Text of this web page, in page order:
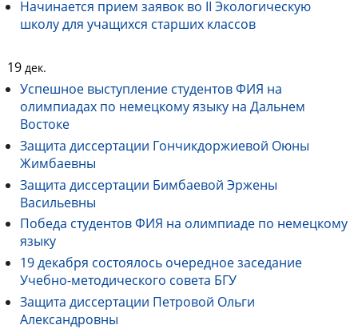
Начинается прием заявок во II Экологическую
школу для учащихся старших классов
19 дек.
Успешное выступление студентов ФИЯ на
олимпиадах по немецкому языку на Дальнем
Востоке
Защита диссертации Гончикдоржиевой Оюны
Жимбаевны
Защита диссертации Бимбаевой Эржены
Васильевны
Победа студентов ФИЯ на олимпиаде по немецкому
языку
19 декабря состоялось очередное заседание
Учебно-методического совета БГУ
Защита диссертации Петровой Ольги
Александровны